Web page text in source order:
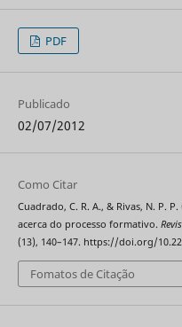
PDF
Publicado
02/07/2012
Como Citar
Cuadrado, C. R. A., & Rivas, N. P.
acerca do processo formativo.
(13), 140–147. https://doi.org/
Fomatos de Citação